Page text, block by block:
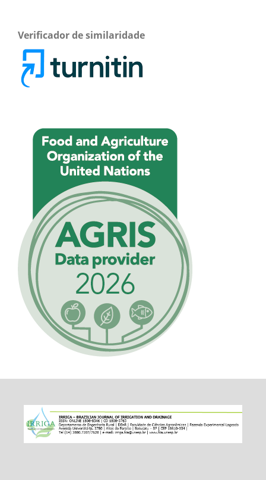
Verificador de similaridade